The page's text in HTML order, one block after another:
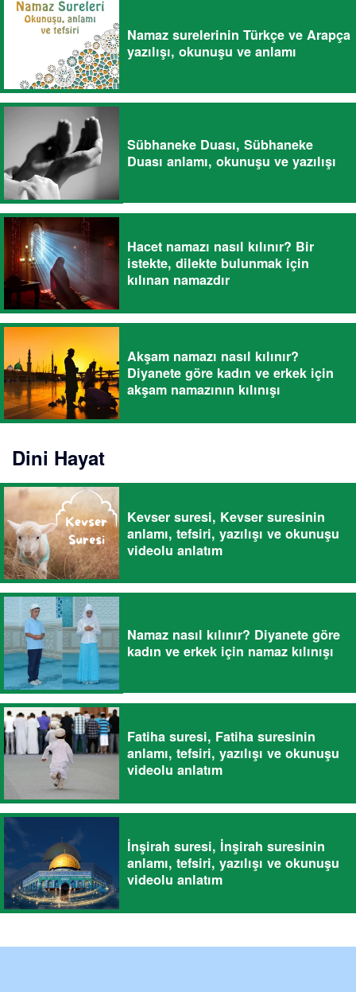
Namaz surelerinin Türkçe ve Arapça
yazılışı, okunuşu ve anlamı
Sübhaneke Duası, Sübhaneke
Duası anlamı, okunuşu ve yazılışı
Hacet namazı nasıl kılınır? Bir
istekte, dilekte bulunmak için
kılınan namazdır
Akşam namazı nasıl kılınır?
Diyanete göre kadın ve erkek için
akşam namazının kılınışı
Dini Hayat
Kevser suresi, Kevser suresinin
anlamı, tefsiri, yazılışı ve okunuşu
videolu anlatım
Namaz nasıl kılınır? Diyanete göre
kadın ve erkek için namaz kılınışı
Fatiha suresi, Fatiha suresinin
anlamı, tefsiri, yazılışı ve okunuşu
videolu anlatım
İnşirah suresi, İnşirah suresinin
anlamı, tefsiri, yazılışı ve okunuşu
videolu anlatım